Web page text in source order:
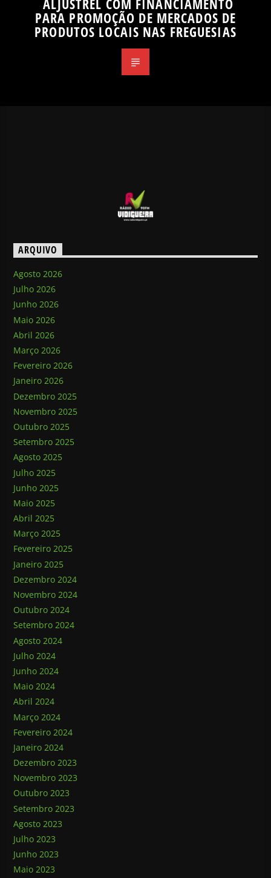
ALJUSTREL COM FINANCIAMENTO
PARA PROMOÇÃO DE MERCADOS DE
PRODUTOS LOCAIS NAS FREGUESIAS
ARQUIVO
Agosto 2026
Julho 2026
Junho 2026
Maio 2026
Abril 2026
Março 2026
Fevereiro 2026
Janeiro 2026
Dezembro 2025
Novembro 2025
Outubro 2025
Setembro 2025
Agosto 2025
Julho 2025
Junho 2025
Maio 2025
Abril 2025
Março 2025
Fevereiro 2025
Janeiro 2025
Dezembro 2024
Novembro 2024
Outubro 2024
Setembro 2024
Agosto 2024
Julho 2024
Junho 2024
Maio 2024
Abril 2024
Março 2024
Fevereiro 2024
Janeiro 2024
Dezembro 2023
Novembro 2023
Outubro 2023
Setembro 2023
Agosto 2023
Julho 2023
Junho 2023
Maio 2023